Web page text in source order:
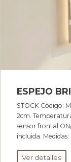
ESPEJO
STOCK Código:
2cm.
sensor frontal
incluida. Medidas:
Ver detalles